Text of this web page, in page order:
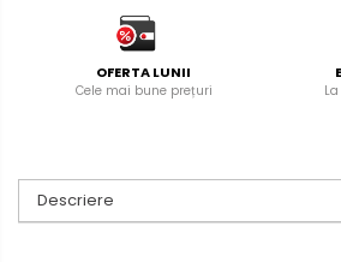
OFERTA LUNII
Cele mai bune prețuri
Descriere